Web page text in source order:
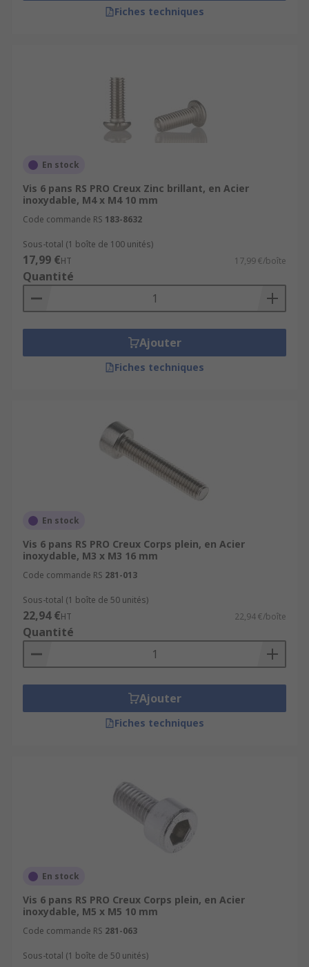
Fiches techniques
En stock
Vis 6 pans RS PRO Creux Zinc brillant, en Acier
inoxydable, M4 x M4 10 mm
Code commande RS 183-8632
Sous-total (1 boîte de 100 unités)
17,99 €HT 17,99 €/boîte
Quantité
Ajouter
Fiches techniques
En stock
Vis 6 pans RS PRO Creux Corps plein, en Acier
inoxydable, M3 x M3 16 mm
Code commande RS 281-013
Sous-total (1 boîte de 50 unités)
22,94 €HT 22,94 €/boîte
Quantité
Ajouter
Fiches techniques
En stock
Vis 6 pans RS PRO Creux Corps plein, en Acier
inoxydable, M5 x M5 10 mm
Code commande RS 281-063
Sous-total (1 boîte de 50 unités)